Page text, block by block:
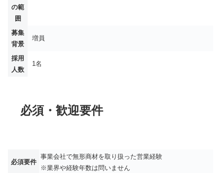
の範
囲
募集
背景
増員
採用
人数
1名
必須・歓迎要件
必須要件
事業会社で無形商材を取り扱った営業経験
※業界や経験年数は問いません